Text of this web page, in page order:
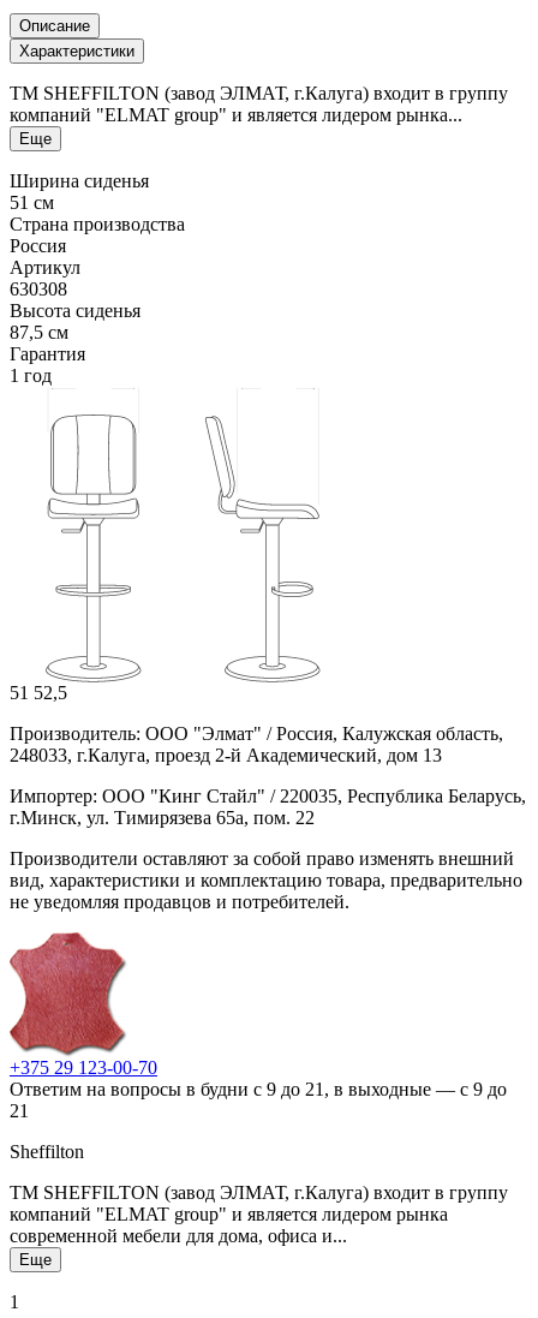
Описание
Характеристики
ТМ SHEFFILTON (завод ЭЛМАТ, г.Калуга) входит в группу
компаний "ELMAT group" и является лидером рынка...
Еще
Ширина сиденья
51 см
Страна производства
Россия
Артикул
630308
Высота сиденья
87,5 см
Гарантия
1 год
51 52,5
Производитель: ООО "Элмат" / Россия, Калужская область,
248033, г.Калуга, проезд 2-й Академический, дом 13
Импортер: ООО "Кинг Стайл" / 220035, Республика Беларусь,
г.Минск, ул. Тимирязева 65а, пом. 22
Производители оставляют за собой право изменять внешний
вид, характеристики и комплектацию товара, предварительно
не уведомляя продавцов и потребителей.
+375 29 123-00-70
Ответим на вопросы в будни с 9 до 21, в выходные — с 9 до
21
Sheffilton
ТМ SHEFFILTON (завод ЭЛМАТ, г.Калуга) входит в группу
компаний "ELMAT group" и является лидером рынка
современной мебели для дома, офиса и...
Еще
1